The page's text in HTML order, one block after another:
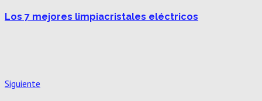
Los 7 mejores limpiacristales eléctricos
Siguiente